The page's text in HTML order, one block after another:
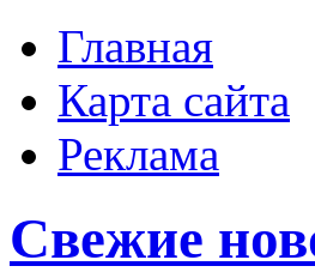
Главная
Карта сайта
Реклама
Свежие